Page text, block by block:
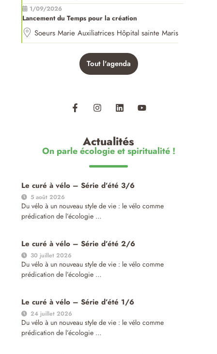
1/09/2026
Lancement du Temps pour la création
Soeurs Marie Auxiliatrices Hôpital sainte Maris
Tout l'agenda
Actualités
On parle écologie et spiritualité !
Le curé à vélo – Série d’été 3/6
5 août 2026
Du vélo à un nouveau style de vie : le vélo comme
prédication de l’écologie …
Le curé à vélo – Série d’été 2/6
30 juillet 2026
Du vélo à un nouveau style de vie : le vélo comme
prédication de l’écologie …
Le curé à vélo – Série d’été 1/6
24 juillet 2026
Du vélo à un nouveau style de vie : le vélo comme
prédication de l’écologie …